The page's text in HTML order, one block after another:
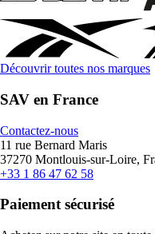
Découvrir toutes nos marques
SAV en France
Contactez-nous
11 rue Bernard Maris
37270 Montlouis-sur-Loire,
+33 1 86 47 62 58
Paiement sécurisé